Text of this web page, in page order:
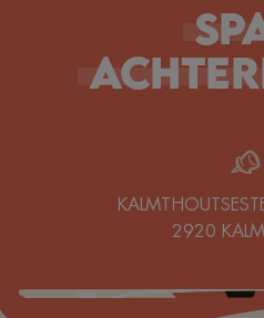
2920